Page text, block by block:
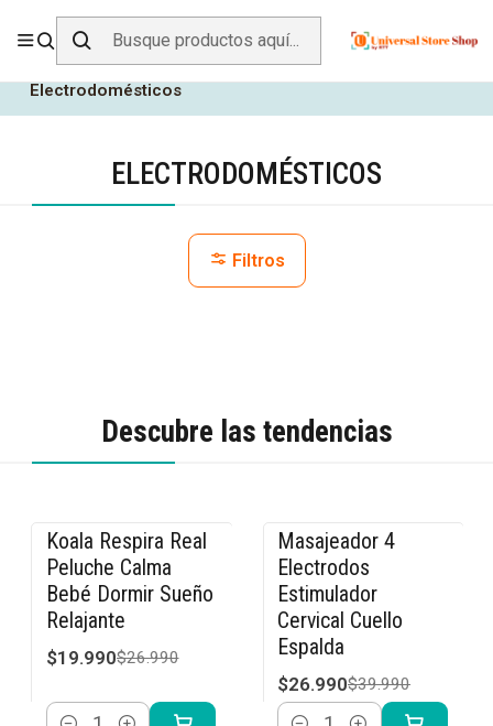
ENVÍO GRATIS SOBRE$19.990EN ZONA CENTRO
Electrodomésticos
ELECTRODOMÉSTICOS
Filtros
Descubre las tendencias
-26% OFF
Koala Respira Real
Peluche Calma
Bebé Dormir Sueño
Relajante
$19.990$26.990
-33% OFF
Masajeador 4
Electrodos
Estimulador
Cervical Cuello
Espalda
$26.990$39.990